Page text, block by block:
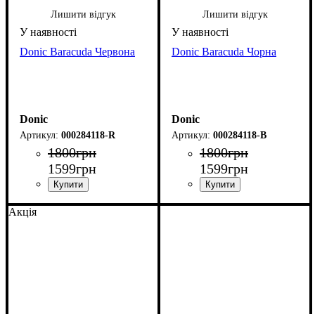
Лишити відгук
Donic Baracuda Червона
Donic
000284118-R
1800грн
1599грн
Лишити відгук
Donic Baracuda Чорна
Donic
000284118-B
1800грн
1599грн
Акція